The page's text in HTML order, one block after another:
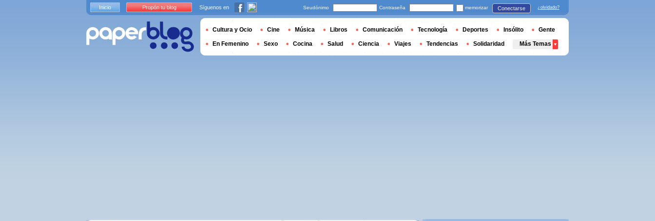
Inicio Propón tu blog Síguenos en Seudónimo Contraseña memorizar Conectarse ¿olvidado?
Cultura y Ocio Cine Música Libros Comunicación Tecnología Deportes Insólito Gente
En Femenino Sexo Cocina Salud Ciencia Viajes Tendencias Solidaridad Más Temas